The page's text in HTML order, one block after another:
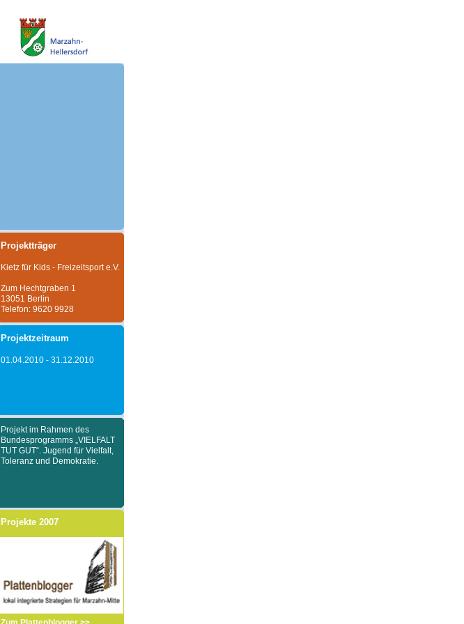
Projektträger
Kietz für Kids - Freizeitsport e.V.
Zum Hechtgraben 1
13051 Berlin
Telefon: 9620 9928
Projektzeitraum
01.04.2010 - 31.12.2010
Projekt im Rahmen des
Bundesprogramms „VIELFALT
TUT GUT“. Jugend für Vielfalt,
Toleranz und Demokratie.
Projekte 2007